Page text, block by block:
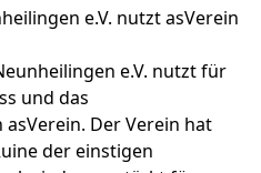
e.V. nutzt asVerein
e.V. nutzt für
und das
Der Verein hat
der einstigen